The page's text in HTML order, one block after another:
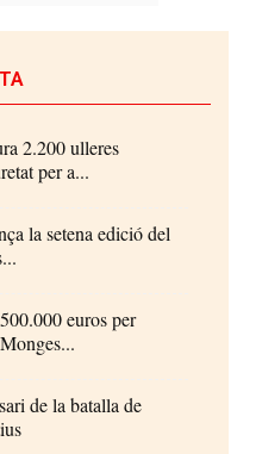
2.200 ulleres
per a...
la setena edició del
euros per
de la batalla de